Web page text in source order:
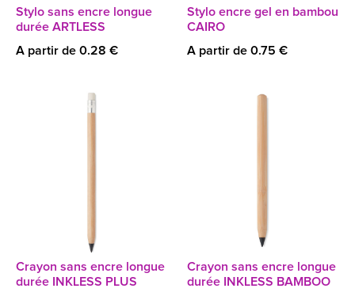
Stylo sans encre longue
durée ARTLESS
A partir de 0.28 €
Stylo encre gel en bambou
CAIRO
A partir de 0.75 €
Crayon sans encre longue
durée INKLESS PLUS
Crayon sans encre longue
durée INKLESS BAMBOO